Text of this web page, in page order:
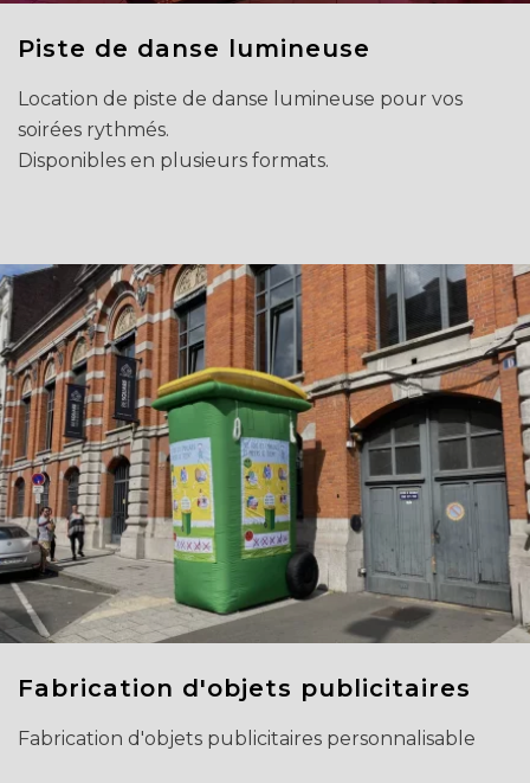
Piste de danse lumineuse
Location de piste de danse lumineuse pour vos
soirées rythmés.
Disponibles en plusieurs formats.
Fabrication d'objets publicitaires
Fabrication d'objets publicitaires personnalisable